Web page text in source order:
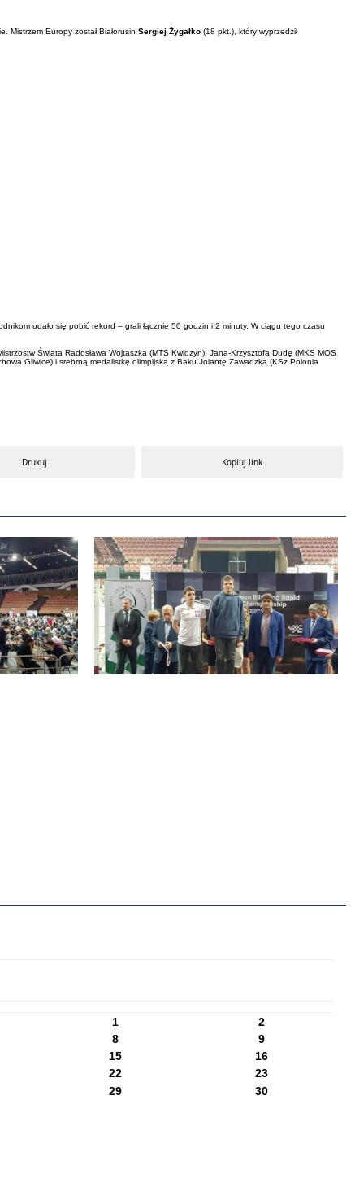
Mistrzem Europy został Białorusin Sergiej Żygałko (18 pkt.), który wyprzedził
udało się pobić rekord – grali łącznie 50 godzin i 2 minuty. W ciągu tego czasu
Świata Radosława Wojtaszka (MTS Kwidzyn), Jana-Krzysztofa Dudę (MKS MOS
Gliwice) i srebrną medalistkę olimpijską z Baku Jolantę Zawadzką (KSz Polonia
Drukuj Kopiuj link
1
2
8
9
15
16
22
23
29
30